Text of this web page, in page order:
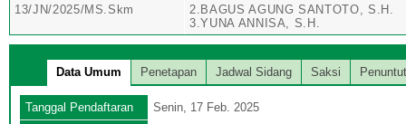
13/JN/2025/MS.Skm
2.BAGUS AGUNG SANTOTO, S.H.
3.YUNA ANNISA, S.H.
Data Umum Penetapan Jadwal Sidang Saksi
Tanggal Pendaftaran
Senin, 17 Feb. 2025